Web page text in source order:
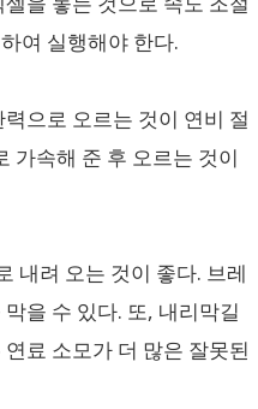
여 실행해야 한다.
으로 오르는 것이 연비 절
가속해 준 후 오르는 것이
내려 오는 것이 좋다. 브레
을 수 있다. 또, 내리막길
료 소모가 더 많은 잘못된